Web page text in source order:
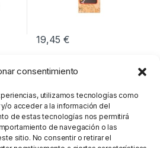
consentimiento
utilizamos tecnologías como
o acceder a la información del
de estas tecnologías nos permitirá
de navegación o las
sitio. No consentir o retirar el
19,45€